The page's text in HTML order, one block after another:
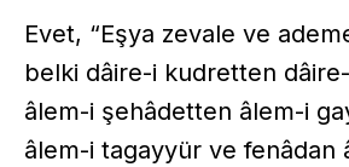
Evet, “Eşya zevale ve
belki dâire-i kudretten
âlem-i şehâdetten âlem-i
âlem-i tagayyür ve fenâdan